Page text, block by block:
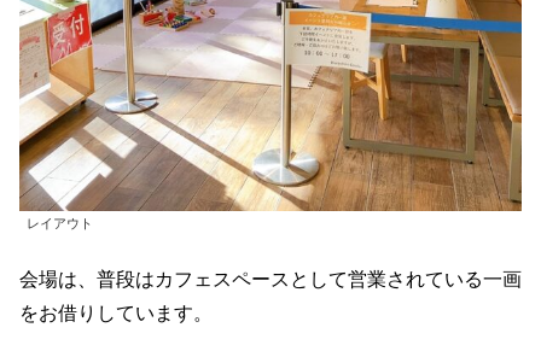
レイアウト
会場は、普段はカフェスペースとして営業されている一画
をお借りしています。